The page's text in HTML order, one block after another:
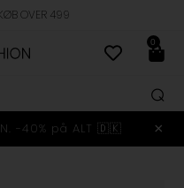
OVER 499
0
-40% på ALT 🇩🇰